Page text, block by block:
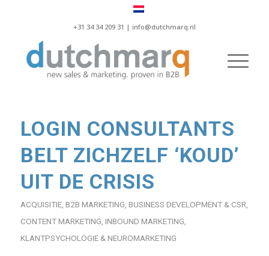
+31 34 34 209 31 | info@dutchmarq.nl
LOGIN CONSULTANTS
BELT ZICHZELF ‘KOUD’
UIT DE CRISIS
ACQUISITIE, B2B MARKETING BUSINESS DEVELOPMENT & CSR
CONTENT MARKETING INBOUND MARKETING
KLANTPSYCHOLOGIE & NEUROMARKETING